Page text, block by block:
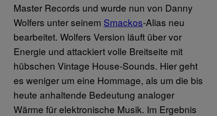
Master Records und wurde nun von Danny
Wolfers unter seinem Smackos-Alias neu
bearbeitet. Wolfers Version läuft über vor
Energie und attackiert volle Breitseite mit
hübschen Vintage House-Sounds. Hier geht
es weniger um eine Hommage, als um die bis
heute anhaltende Bedeutung analoger
Wärme für elektronische Musik. Im Ergebnis